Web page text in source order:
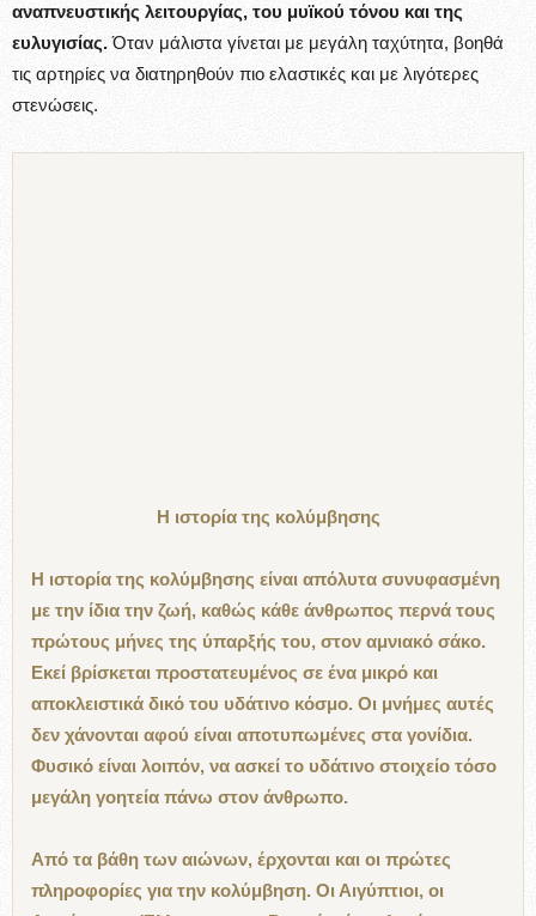
αναπνευστικής λειτουργίας, του μυϊκού τόνου και της
ευλυγισίας.Όταν μάλιστα γίνεται με μεγάλη ταχύτητα, βοηθά
τις αρτηρίες να διατηρηθούν πιο ελαστικές και με λιγότερες
στενώσεις.
Η ιστορία της κολύμβησης
Η ιστορία της κολύμβησης είναι απόλυτα συνυφασμένη
με την ίδια την ζωή, καθώς κάθε άνθρωπος περνά τους
πρώτους μήνες της ύπαρξής του, στον αμνιακό σάκο.
Εκεί βρίσκεται προστατευμένος σε ένα μικρό και
αποκλειστικά δικό του υδάτινο κόσμο. Οι μνήμες αυτές
δεν χάνονται αφού είναι αποτυπωμένες στα γονίδια.
Φυσικό είναι λοιπόν, να ασκεί το υδάτινο στοιχείο τόσο
μεγάλη γοητεία πάνω στον άνθρωπο.
Από τα βάθη των αιώνων, έρχονται και οι πρώτες
πληροφορίες για την κολύμβηση. Οι Αιγύπτιοι, οι